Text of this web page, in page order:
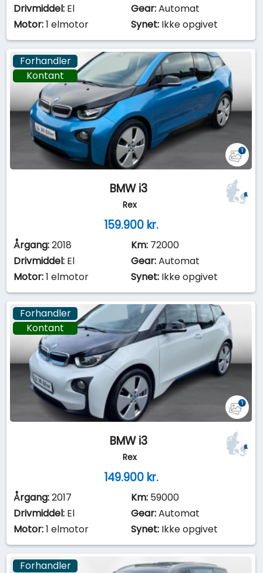
Drivmiddel: El Gear:Automat
Motor:1 elmotor Synet: Ikke opgivet
Kontant
Forhandler
BMW i3
Rex
159.900 kr.
Årgang:2018 Km: 72000
Drivmiddel: El Gear:Automat
Motor:1 elmotor Synet: Ikke opgivet
Kontant
Forhandler
BMW i3
Rex
149.900 kr.
Årgang:2017 Km: 59000
Drivmiddel: El Gear:Automat
Motor:1 elmotor Synet: Ikke opgivet
Forhandler